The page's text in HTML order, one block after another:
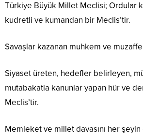
Türkiye Büyük Millet Meclisi; Ordular
kudretli ve kumandan bir Meclis’tir.
Savaşlar kazanan muhkem ve
Siyaset üreten, hedefler belirleyen,
mutabakatla kanunlar yapan hür ve
Meclis’tir.
Memleket ve millet davasını her